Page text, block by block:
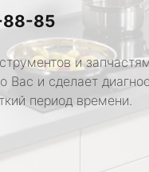
88-85
и
Вас и сделает
период времени.